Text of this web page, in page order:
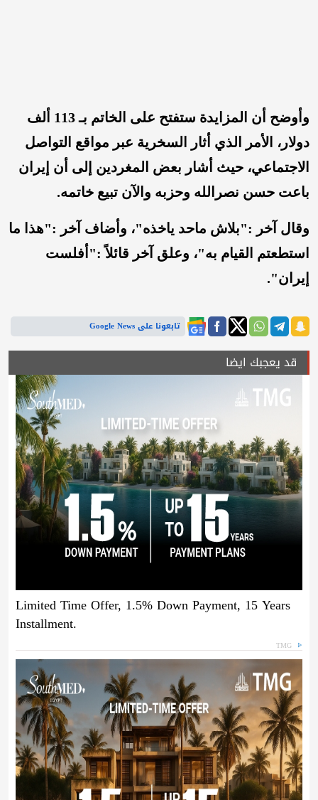
وأوضح أن المزايدة ستفتح على الخاتم بـ 113 ألف
دولار، الأمر الذي أثار السخرية عبر مواقع التواصل
الاجتماعي، حيث أشار بعض المغردين إلى أن إيران
باعت حسن نصرالله وحزبه والآن تبيع خاتمه.
وقال آخر :"بلاش ماحد ياخذه"، وأضاف آخر :"هذا ما
استطعتم القيام به"، وعلق آخر قائلاً :"أفلست
إيران".
تابعونا على Google News
قد يعجبك ايضا
Limited Time Offer, 1.5% Down Payment, 15 Years
Installment.
TMG